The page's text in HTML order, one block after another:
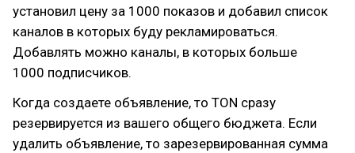
установил цену за 1000 показов и добавил список
каналов в которых буду рекламироваться.
Добавлять можно каналы, в которых больше
1000 подписчиков.
Когда создаете объявление, то TON сразу
резервируется из вашего общего бюджета. Если
удалить объявление, то зарезервированная сумма